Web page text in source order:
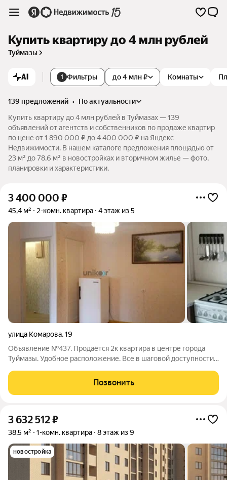
Купить квартиру до 4 млн рублей
Туймазы
AI 1 Фильтры Комнаты
до 4 млн ₽
139 предложений •
по актуальности
Купить квартиру до 4 млн рублей в Туймазах — 139
объявлений от агентств и собственников по продаже квартир
по цене от 1 890 000 ₽ до 4 400 000 ₽ на Яндекс
Недвижимости. В нашем каталоге предложения площадью от
23 м² до 78,6 м² в новостройках и вторичном жилье — фото,
планировки и характеристики.
3 400 000 ₽
45,4 м² 2-комн. квартира 4 этаж из 5
улица Комарова,19
Объявление №437. Продаётся 2к квартира в центре города
Туймазы. Удобное расположение. Все в шаговой доступности.
зелени,чистый,спокойный. Санузел в кафеле, выполнен
ремонт- произведена замена
Позвонить
3 632 512₽
38,5 м² 1-комн. квартира 8 этаж из 9
новостройка